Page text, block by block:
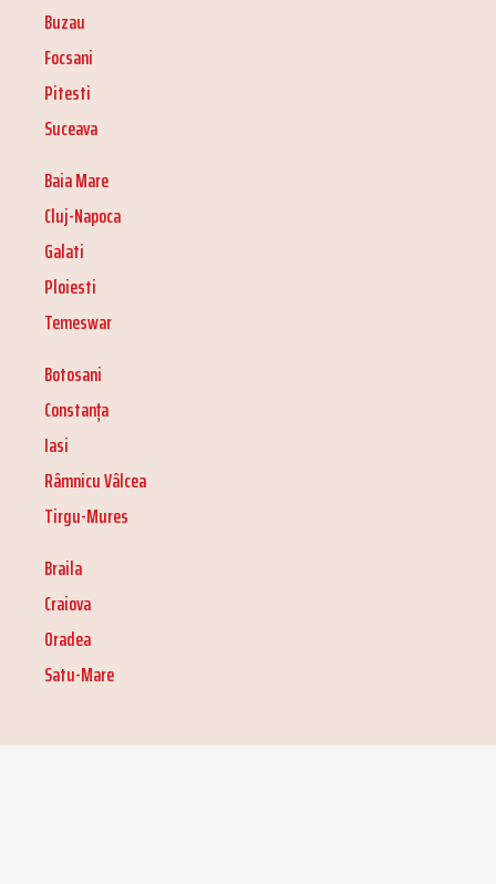
Buzau
Focsani
Pitesti
Suceava
Baia Mare
Cluj-Napoca
Galati
Ploiesti
Temeswar
Botosani
Constanța
Iasi
Râmnicu Vâlcea
Tirgu-Mures
Braila
Craiova
Oradea
Satu-Mare